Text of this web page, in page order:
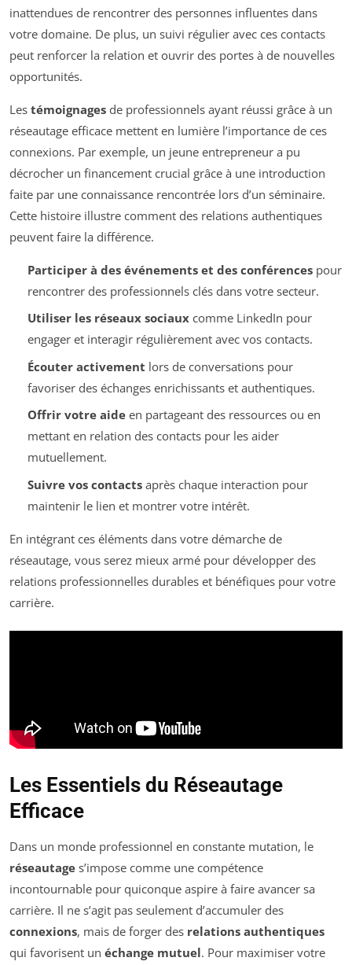
inattendues de rencontrer des personnes influentes dans
votre domaine. De plus, un suivi régulier avec ces contacts
peut renforcer la relation et ouvrir des portes à de nouvelles
opportunités.
Les témoignages de professionnels ayant réussi grâce à un
réseautage efficace mettent en lumière l’importance de ces
connexions. Par exemple, un jeune entrepreneur a pu
décrocher un financement crucial grâce à une introduction
faite par une connaissance rencontrée lors d’un séminaire.
Cette histoire illustre comment des relations authentiques
peuvent faire la différence.
Participer à des événements et des conférencespour
rencontrer des professionnels clés dans votre secteur.
Utiliser les réseaux sociauxcomme LinkedIn pour
engager et interagir régulièrement avec vos contacts.
Écouter activement lors de conversations pour
favoriser des échanges enrichissants et authentiques.
Offrir votre aideen partageant des ressources ou en
mettant en relation des contacts pour les aider
mutuellement.
Suivre vos contactsaprès chaque interaction pour
maintenir le lien et montrer votre intérêt.
En intégrant ces éléments dans votre démarche de
réseautage, vous serez mieux armé pour développer des
relations professionnelles durables et bénéfiques pour votre
carrière.
Les Essentiels du Réseautage
Efficace
Dans un monde professionnel en constante mutation, le
réseautage s’impose comme une compétence
incontournable pour quiconque aspire à faire avancer sa
carrière. Il ne s’agit pas seulement d’accumuler des
connexions, mais de forger des relations authentiques
qui favorisent un échange mutuel. Pour maximiser votre